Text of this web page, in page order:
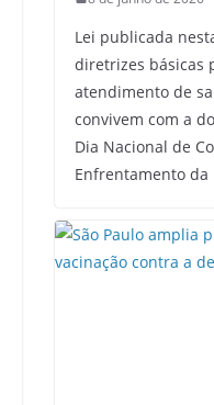
Lei publicada
diretrizes básicas
atendimento de
convivem com a
Dia Nacional de
Enfrentamento da